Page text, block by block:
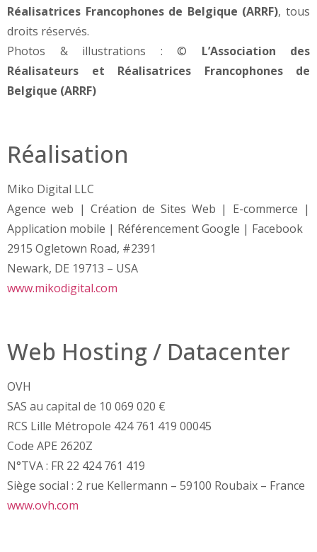
Réalisatrices Francophones de Belgique (ARRF), tous
droits réservés.
Photos & illustrations : © L’Association des
Réalisateurs et Réalisatrices Francophones de
Belgique (ARRF)
Réalisation
Miko Digital LLC
Agence web | Création de Sites Web | E-commerce |
Application mobile | Référencement Google | Facebook
2915 Ogletown Road, #2391
Newark, DE 19713 – USA
www.mikodigital.com
Web Hosting / Datacenter
OVH
SAS au capital de 10 069 020 €
RCS Lille Métropole 424 761 419 00045
Code APE 2620Z
N°TVA : FR 22 424 761 419
Siège social : 2 rue Kellermann – 59100 Roubaix – France
www.ovh.com